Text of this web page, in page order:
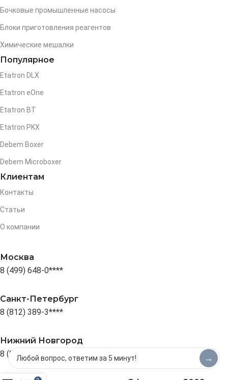
Бочковые промышленные насосы
Блоки приготовления реагентов
Химические мешалки
Популярное
Etatron DLX
Etatron eOne
Etatron BT
Etatron PKX
Debem Boxer
Debem Microboxer
Клиентам
Контакты
Статьи
О компании
Москва
8 (499) 648-0****
Санкт-Петербург
8 (812) 389-3****
Нижний Новгород
8 (831) 4-111****
→